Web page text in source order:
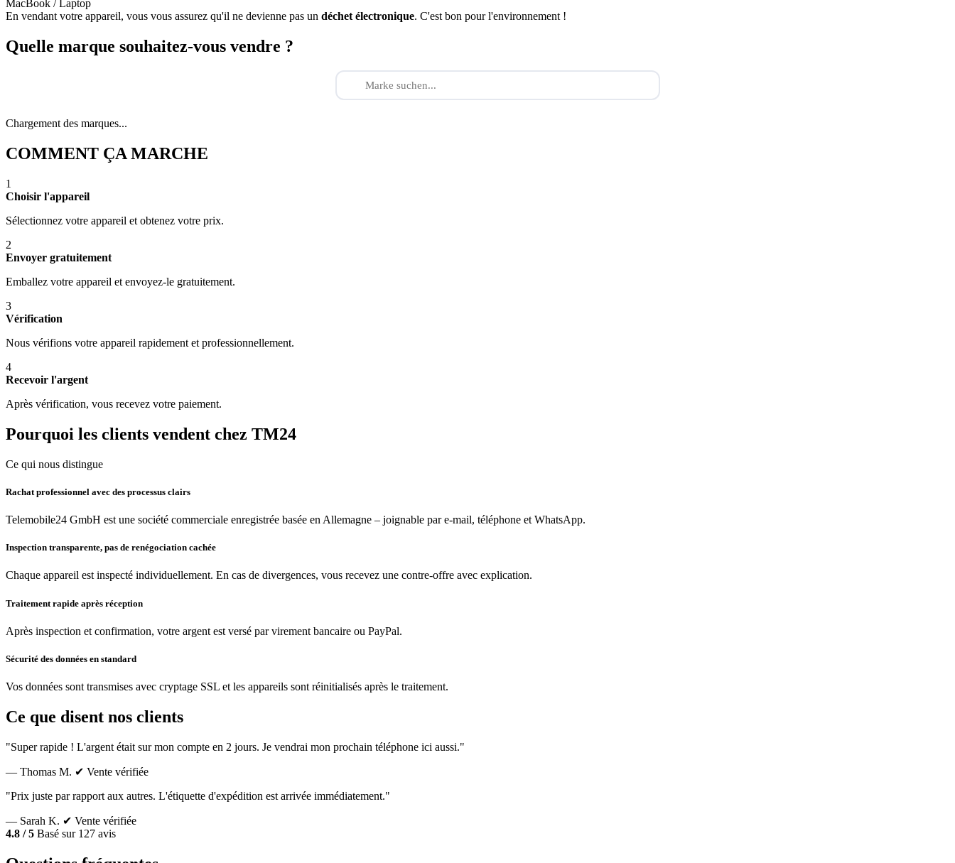
MacBook / Laptop
En vendant votre appareil, vous vous assurez qu'il ne devienne pas un déchet électronique. C'est bon pour l'environnement !
Quelle marque souhaitez-vous vendre ?
Chargement des marques...
COMMENT ÇA MARCHE
1
Choisir l'appareil
Sélectionnez votre appareil et obtenez votre prix.
2
Envoyer gratuitement
Emballez votre appareil et envoyez-le gratuitement.
3
Vérification
Nous vérifions votre appareil rapidement et professionnellement.
4
Recevoir l'argent
Après vérification, vous recevez votre paiement.
Pourquoi les clients vendent chez TM24
Ce qui nous distingue
Rachat professionnel avec des processus clairs
Telemobile24 GmbH est une société commerciale enregistrée basée en Allemagne – joignable par e-mail, téléphone et WhatsApp.
Inspection transparente, pas de renégociation cachée
Chaque appareil est inspecté individuellement. En cas de divergences, vous recevez une contre-offre avec explication.
Traitement rapide après réception
Après inspection et confirmation, votre argent est versé par virement bancaire ou PayPal.
Sécurité des données en standard
Vos données sont transmises avec cryptage SSL et les appareils sont réinitialisés après le traitement.
Ce que disent nos clients
"Super rapide ! L'argent était sur mon compte en 2 jours. Je vendrai mon prochain téléphone ici aussi."
— Thomas M. ✔ Vente vérifiée
"Prix juste par rapport aux autres. L'étiquette d'expédition est arrivée immédiatement."
— Sarah K. ✔ Vente vérifiée
4.8 / 5 Basé sur 127 avis